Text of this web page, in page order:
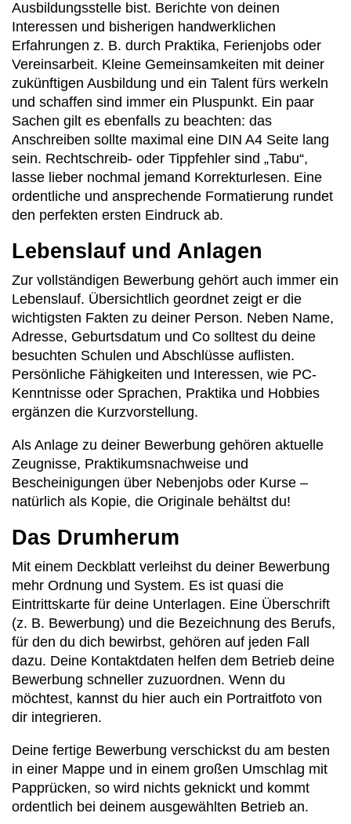
Ausbildungsstelle bist. Berichte von deinen
Interessen und bisherigen handwerklichen
Erfahrungen z. B. durch Praktika, Ferienjobs oder
Vereinsarbeit. Kleine Gemeinsamkeiten mit deiner
zukünftigen Ausbildung und ein Talent fürs werkeln
und schaffen sind immer ein Pluspunkt. Ein paar
Sachen gilt es ebenfalls zu beachten: das
Anschreiben sollte maximal eine DIN A4 Seite lang
sein. Rechtschreib- oder Tippfehler sind „Tabu“,
lasse lieber nochmal jemand Korrekturlesen. Eine
ordentliche und ansprechende Formatierung rundet
den perfekten ersten Eindruck ab.
Lebenslauf und Anlagen
Zur vollständigen Bewerbung gehört auch immer ein
Lebenslauf. Übersichtlich geordnet zeigt er die
wichtigsten Fakten zu deiner Person. Neben Name,
Adresse, Geburtsdatum und Co solltest du deine
besuchten Schulen und Abschlüsse auflisten.
Persönliche Fähigkeiten und Interessen, wie PC-
Kenntnisse oder Sprachen, Praktika und Hobbies
ergänzen die Kurzvorstellung.
Als Anlage zu deiner Bewerbung gehören aktuelle
Zeugnisse, Praktikumsnachweise und
Bescheinigungen über Nebenjobs oder Kurse –
natürlich als Kopie, die Originale behältst du!
Das Drumherum
Mit einem Deckblatt verleihst du deiner Bewerbung
mehr Ordnung und System. Es ist quasi die
Eintrittskarte für deine Unterlagen. Eine Überschrift
(z. B. Bewerbung) und die Bezeichnung des Berufs,
für den du dich bewirbst, gehören auf jeden Fall
dazu. Deine Kontaktdaten helfen dem Betrieb deine
Bewerbung schneller zuzuordnen. Wenn du
möchtest, kannst du hier auch ein Portraitfoto von
dir integrieren.
Deine fertige Bewerbung verschickst du am besten
in einer Mappe und in einem großen Umschlag mit
Papprücken, so wird nichts geknickt und kommt
ordentlich bei deinem ausgewählten Betrieb an.